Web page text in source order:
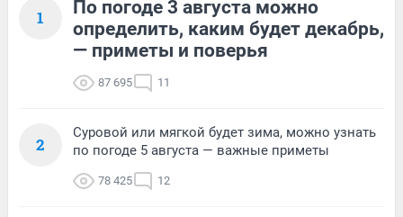
1
По погоде 3 августа можно
определить, каким будет декабрь,
— приметы и поверья
87 695 11
2
Суровой или мягкой будет зима, можно узнать
по погоде 5 августа — важные приметы
78 425 12